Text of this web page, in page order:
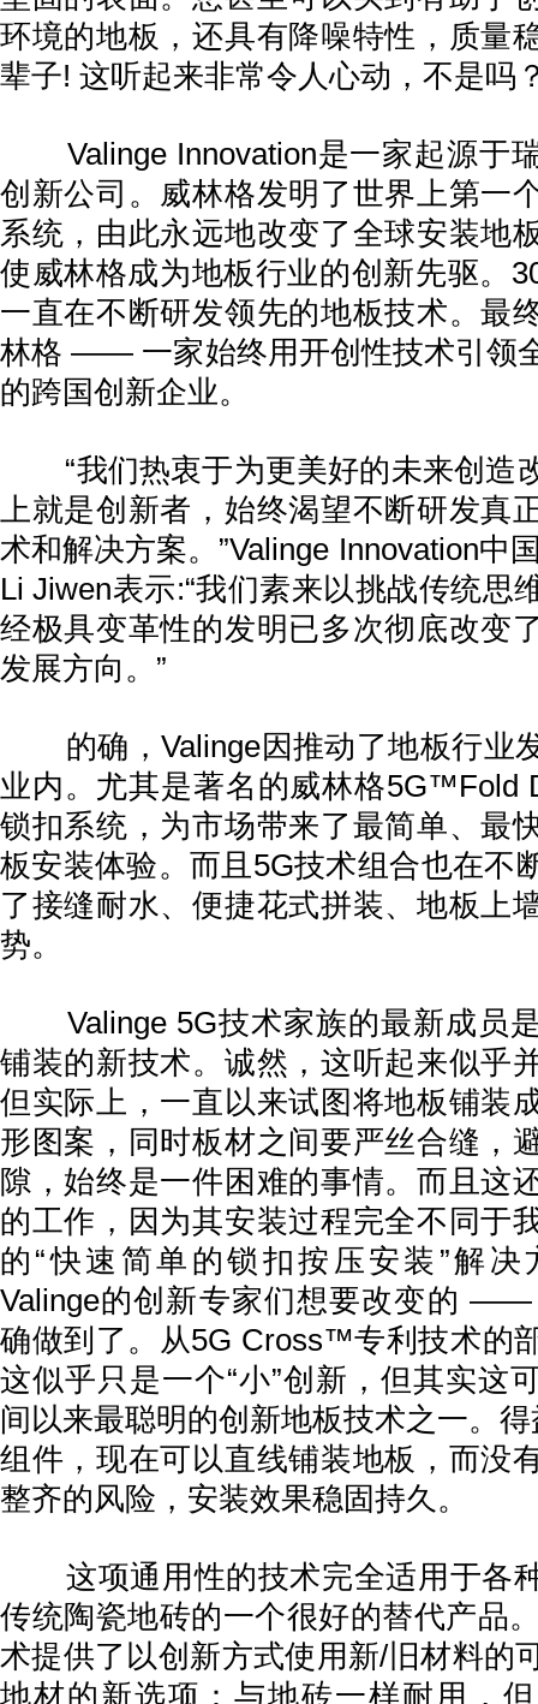
环境的地板，还具有降噪特性，质量
辈子! 这听起来非常令人心动，不是吗
Valinge Innovation是一家起源于
创新公司。威林格发明了世界上第一
系统，由此永远地改变了全球安装地
使威林格成为地板行业的创新先驱。
一直在不断研发领先的地板技术。最
林格 —— 一家始终用开创性技术引领
的跨国创新企业。
“我们热衷于为更美好的未来创造
上就是创新者，始终渴望不断研发真
术和解决方案。”Valinge Innovation中
Li Jiwen表示:“我们素来以挑战传统思
经极具变革性的发明已多次彻底改变
发展方向。”
的确，Valinge因推动了地板行业
业内。尤其是著名的威林格5G™Fold
锁扣系统，为市场带来了最简单、最
板安装体验。而且5G技术组合也在不
了接缝耐水、便捷花式拼装、地板上
势。
Valinge 5G技术家族的最新成员
铺装的新技术。诚然，这听起来似乎
但实际上，一直以来试图将地板铺装
形图案，同时板材之间要严丝合缝，
隙，始终是一件困难的事情。而且这
的工作，因为其安装过程完全不同于
的“快速简单的锁扣按压安装”解决
Valinge的创新专家们想要改变的 ——
确做到了。从5G Cross™专利技术的
这似乎只是一个“小”创新，但其实这
间以来最聪明的创新地板技术之一。
组件，现在可以直线铺装地板，而没
整齐的风险，安装效果稳固持久。
这项通用性的技术完全适用于各
传统陶瓷地砖的一个很好的替代产品
术提供了以创新方式使用新/旧材料的
地材的新选项：与地砖一样耐用，